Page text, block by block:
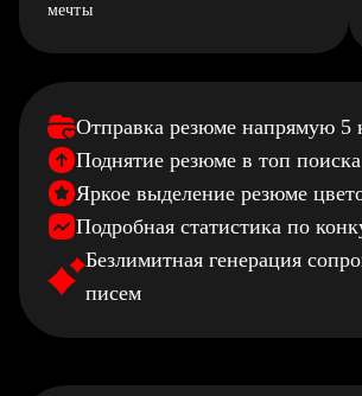
мечты
Отправка резюме напрямую 5
Поднятие резюме в топ поиска
Яркое выделение резюме
Подробная статистика по
Безлимитная генерация
писем